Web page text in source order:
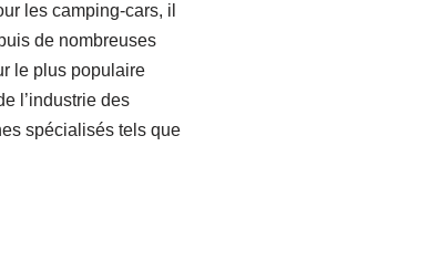
les camping-cars, il
de nombreuses
le plus populaire
l’industrie des
spécialisés tels que